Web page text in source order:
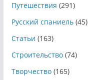
Путешествия (291)
Русский спаниель(45)
Статьи (163)
Строительство(74)
Творчество(165)